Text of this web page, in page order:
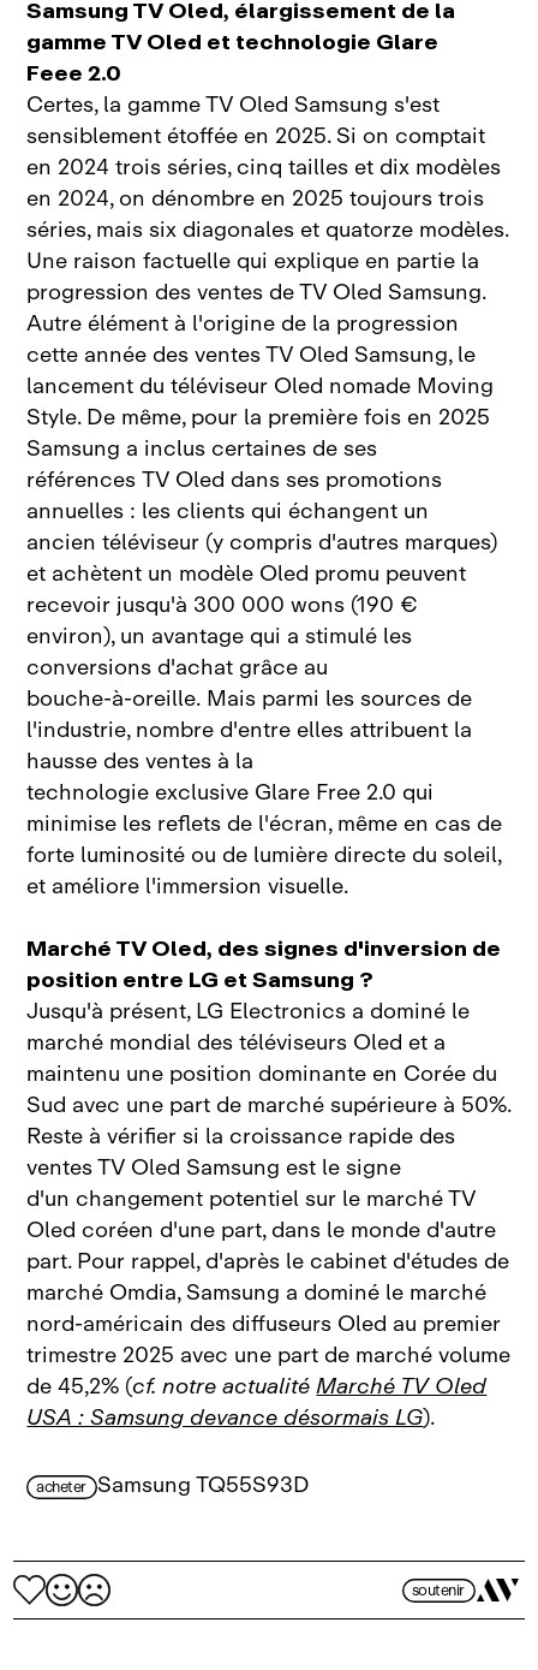
Samsung TV Oled, élargissement de la
gamme TV Oled et technologie Glare
Feee 2.0
Certes, la gamme TV Oled Samsung s'est
sensiblement étoffée en 2025. Si on comptait
en 2024 trois séries, cinq tailles et dix modèles
en 2024, on dénombre en 2025 toujours trois
séries, mais six diagonales et quatorze modèles.
Une raison factuelle qui explique en partie la
progression des ventes de TV Oled Samsung.
Autre élément à l'origine de la progression
cette année des ventes TV Oled Samsung, le
lancement du téléviseur Oled nomade Moving
Style. De même, pour la première fois en 2025
Samsung a inclus certaines de ses
références TV Oled dans ses promotions
annuelles : les clients qui échangent un
ancien téléviseur (y compris d'autres marques)
et achètent un modèle Oled promu peuvent
recevoir jusqu'à 300 000 wons (190 €
environ), un avantage qui a stimulé les
conversions d'achat grâce au
bouche‑à‑oreille. Mais parmi les sources de
l'industrie, nombre d'entre elles attribuent la
hausse des ventes à la
technologie exclusive Glare Free 2.0 qui
minimise les reflets de l'écran, même en cas de
forte luminosité ou de lumière directe du soleil,
et améliore l'immersion visuelle.
Marché TV Oled, des signes d'inversion de
position entre LG et Samsung ?
Jusqu'à présent, LG Electronics a dominé le
marché mondial des téléviseurs Oled et a
maintenu une position dominante en Corée du
Sud avec une part de marché supérieure à 50%.
Reste à vérifier si la croissance rapide des
ventes TV Oled Samsung est le signe
d'un changement potentiel sur le marché TV
Oled coréen d'une part, dans le monde d'autre
part. Pour rappel, d'après le cabinet d'études de
marché Omdia, Samsung a dominé le marché
nord‑américain des diffuseurs Oled au premier
trimestre 2025 avec une part de marché volume
de 45,2% (cf. notre actualitéMarché TV Oled
USA : Samsung devance désormais LG).
acheter Samsung TQ55S93D
soutenir